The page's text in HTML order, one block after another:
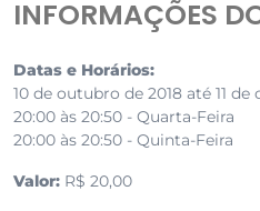
INFORMAÇÕES
Datas e Horários:
10 de outubro de 2018 até 11
20:00 às 20:50 - Quarta-Feira
20:00 às 20:50 - Quinta-Feira
Valor: R$ 20,00